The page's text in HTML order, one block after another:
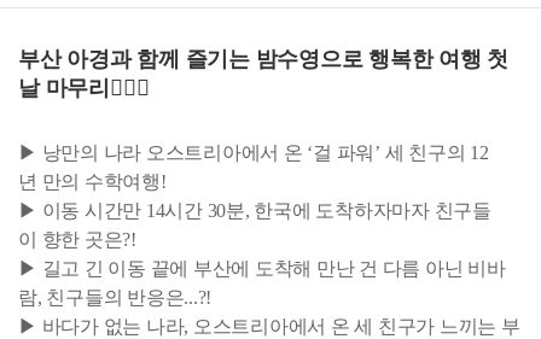
부산 아경과 함께 즐기는 밤수영으로 행복한 여행 첫
날 마무리🏊🏻‍♀️
▶ 낭만의 나라 오스트리아에서 온 ‘걸 파워’ 세 친구의 12
년 만의 수학여행!
▶ 이동 시간만 14시간 30분, 한국에 도착하자마자 친구들
이 향한 곳은?!
▶ 길고 긴 이동 끝에 부산에 도착해 만난 건 다름 아닌 비바
람, 친구들의 반응은...?!
▶ 바다가 없는 나라, 오스트리아에서 온 세 친구가 느끼는 부